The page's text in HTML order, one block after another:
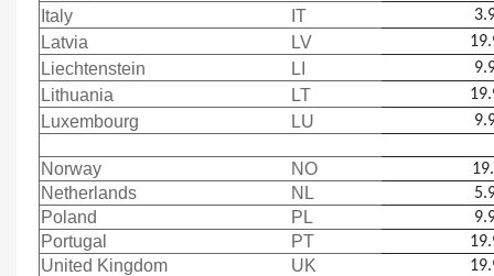
Italy IT
Latvia LV
Liechtenstein LI
Lithuania LT
Luxembourg LU
Norway NO
Netherlands NL
Poland PL
Portugal PT
United Kingdom UK